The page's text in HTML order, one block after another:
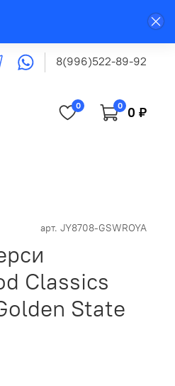
8(996)522-89-92
0 0 0 ₽
арт. JY8708-GSWROYA
Classics
State